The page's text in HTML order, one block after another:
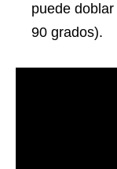
puede
90 grados).